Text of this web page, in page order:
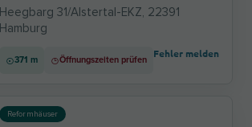
Heegbarg 31/Alstertal-EKZ, 22391
Hamburg
371 m Öffnungszeiten prüfen
Fehler melden
Reformhäuser